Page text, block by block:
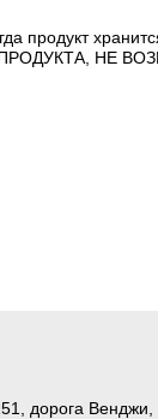
продукт
НЕ
дорога Венджи,